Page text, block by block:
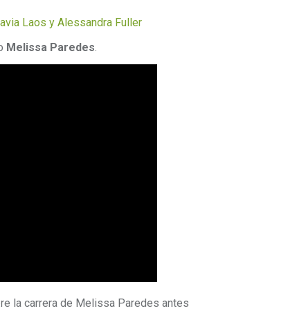
Laos y Alessandra Fuller
Melissa Paredes.
la carrera de Melissa Paredes antes